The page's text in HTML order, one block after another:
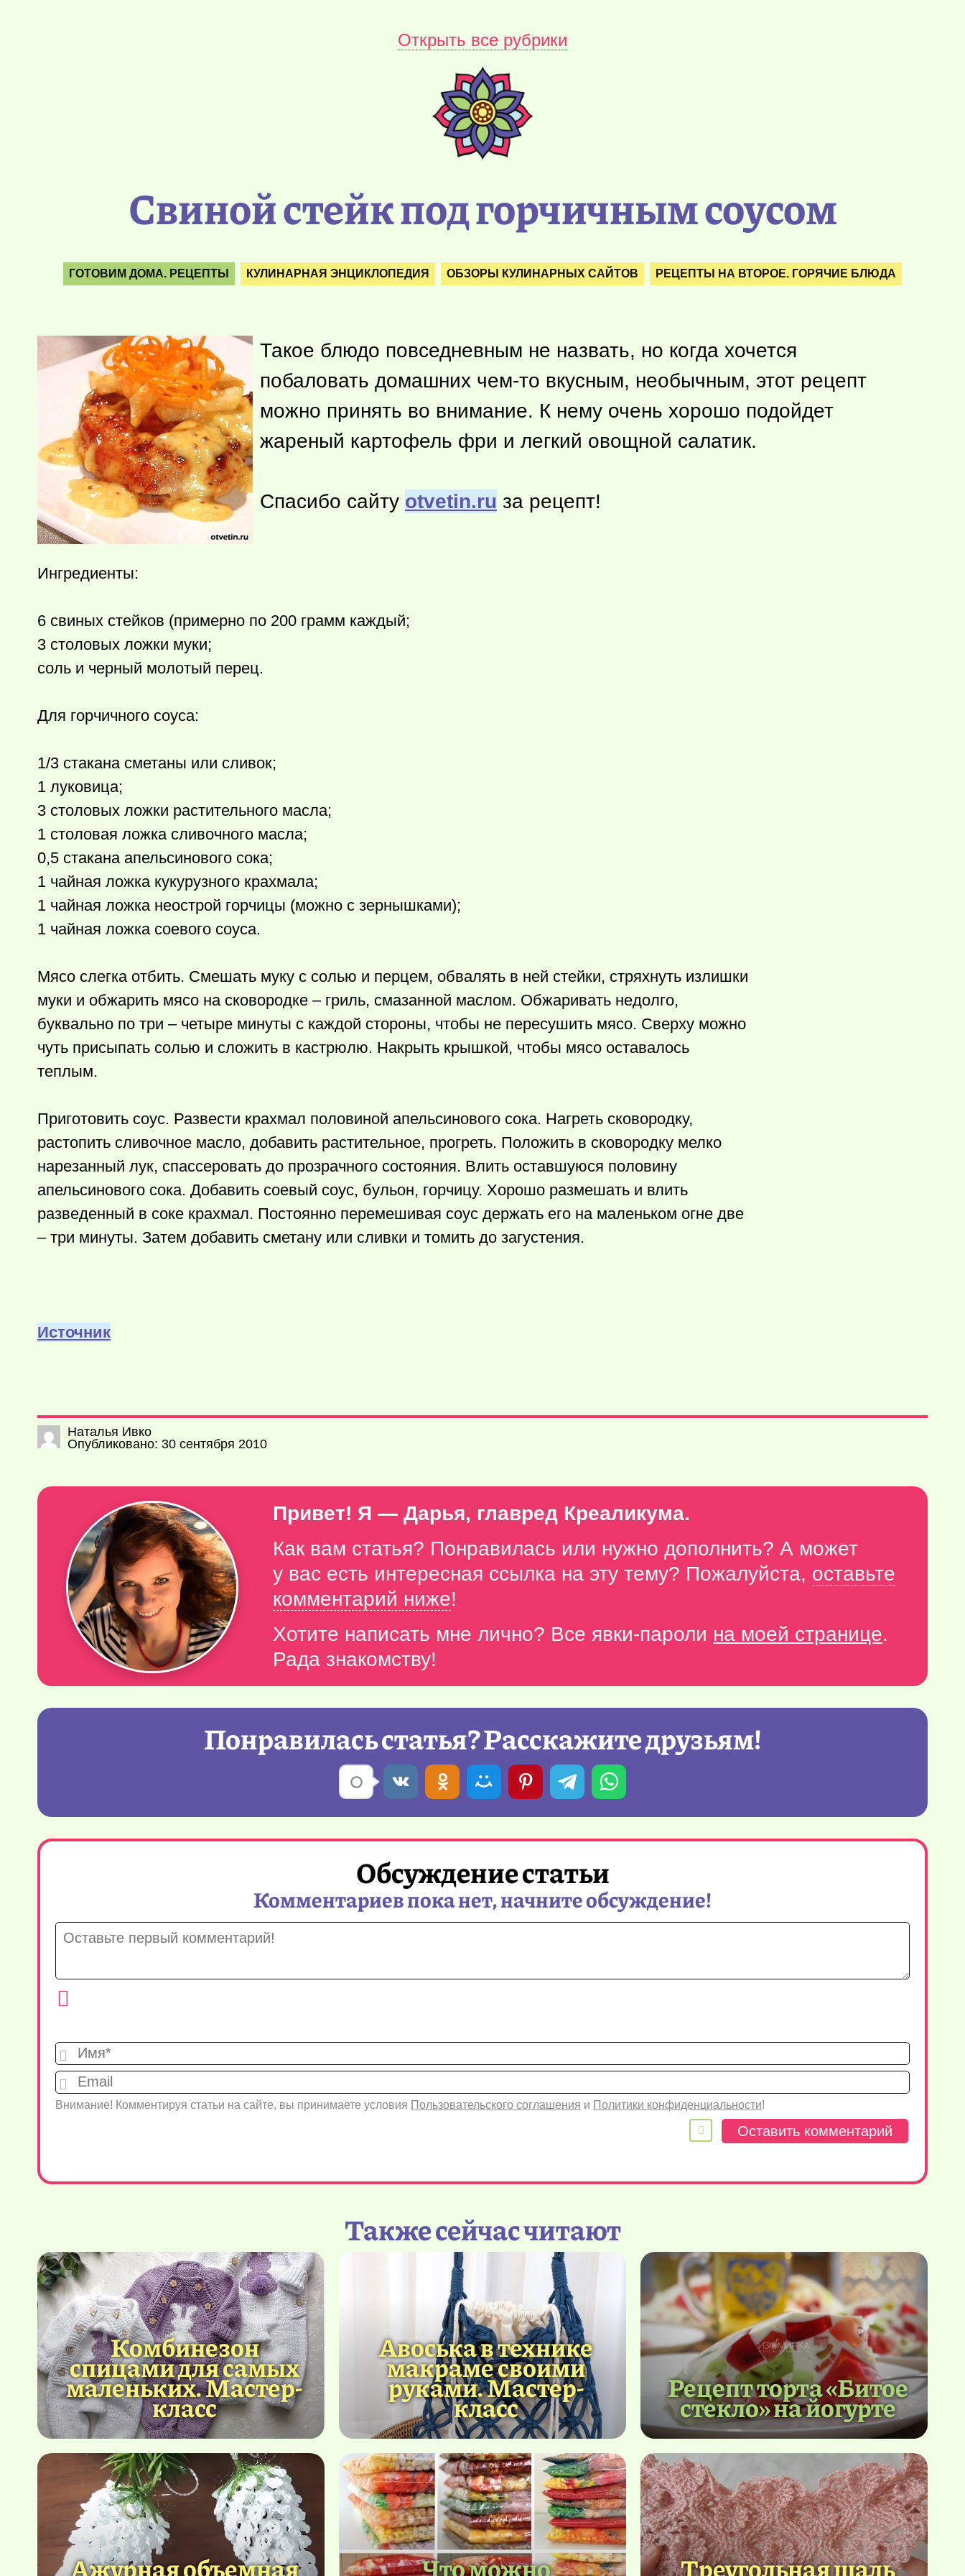
Открыть все рубрики
Свиной стейк под горчичным соусом
ГОТОВИМ ДОМА. РЕЦЕПТЫ КУЛИНАРНАЯ ЭНЦИКЛОПЕДИЯ ОБЗОРЫ КУЛИНАРНЫХ САЙТОВ РЕЦЕПТЫ НА ВТОРОЕ. ГОРЯЧИЕ БЛЮДА
Такое блюдо повседневным не назвать, но когда хочется
побаловать домашних чем-то вкусным, необычным, этот рецепт
можно принять во внимание. К нему очень хорошо подойдет
жареный картофель фри и легкий овощной салатик.
Спасибо сайту otvetin.ru за рецепт!
Ингредиенты:
6 свиных стейков (примерно по 200 грамм каждый;
3 столовых ложки муки;
соль и черный молотый перец.
Для горчичного соуса:
1/3 стакана сметаны или сливок;
1 луковица;
3 столовых ложки растительного масла;
1 столовая ложка сливочного масла;
0,5 стакана апельсинового сока;
1 чайная ложка кукурузного крахмала;
1 чайная ложка неострой горчицы (можно с зернышками);
1 чайная ложка соевого соуса.
Мясо слегка отбить. Смешать муку с солью и перцем, обвалять в ней стейки, стряхнуть излишки
муки и обжарить мясо на сковородке – гриль, смазанной маслом. Обжаривать недолго,
буквально по три – четыре минуты с каждой стороны, чтобы не пересушить мясо. Сверху можно
чуть присыпать солью и сложить в кастрюлю. Накрыть крышкой, чтобы мясо оставалось
теплым.
Приготовить соус. Развести крахмал половиной апельсинового сока. Нагреть сковородку,
растопить сливочное масло, добавить растительное, прогреть. Положить в сковородку мелко
нарезанный лук, спассеровать до прозрачного состояния. Влить оставшуюся половину
апельсинового сока. Добавить соевый соус, бульон, горчицу. Хорошо размешать и влить
разведенный в соке крахмал. Постоянно перемешивая соус держать его на маленьком огне две
– три минуты. Затем добавить сметану или сливки и томить до загустения.
Источник
Наталья Ивко
Опубликовано: 30 сентября 2010
Привет! Я — Дарья, главред Креаликума.
Как вам статья? Понравилась или нужно дополнить? А может
у вас есть интересная ссылка на эту тему? Пожалуйста, оставьте
комментарий ниже!
Хотите написать мне лично? Все явки-пароли на моей странице.
Рада знакомству!
Понравилась статья? Расскажите друзьям!
Обсуждение статьи
Комментариев пока нет, начните обсуждение!
Имя*
Email
Внимание! Комментируя статьи на сайте, вы принимаете условия Пользовательского соглашения и Политики конфиденциальности!
Также сейчас читают
Комбинезон
спицами для самых
маленьких. Мастер-
класс
Авоська в технике
макраме своими
руками. Мастер-
класс
Рецепт торта «Битое
стекло» на йогурте
Ажурная объемная Что можно Треугольная шаль